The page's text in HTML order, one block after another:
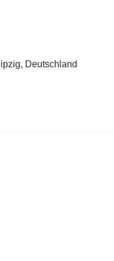
Deutschland